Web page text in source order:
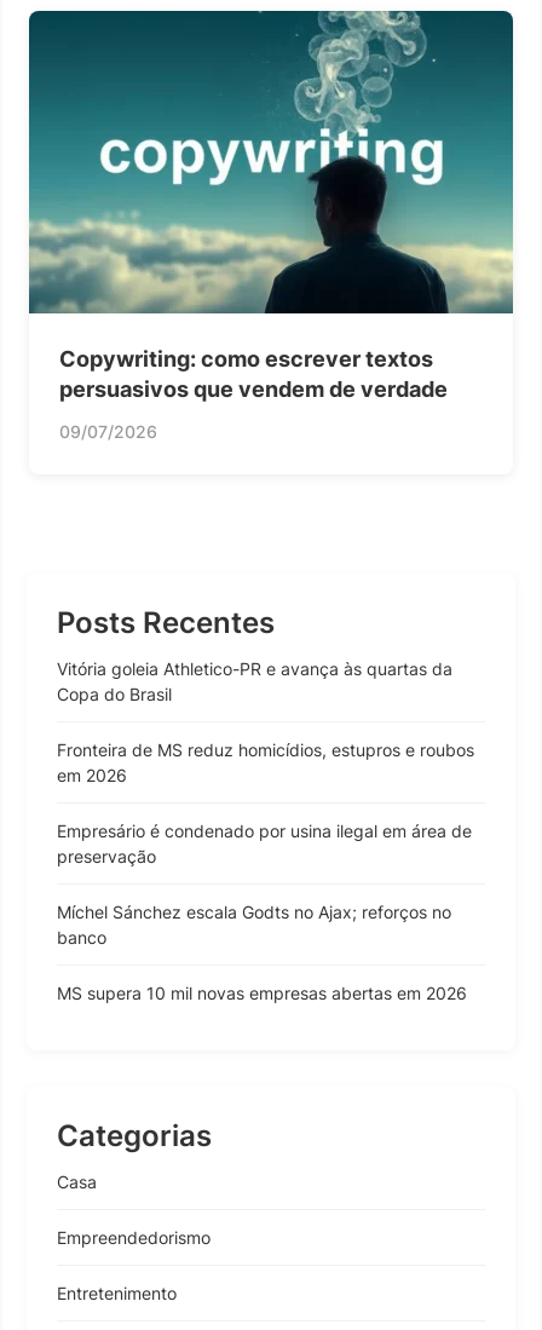
Copywriting: como escrever textos
persuasivos que vendem de verdade
09/07/2026
Posts Recentes
Vitória goleia Athletico-PR e avança às quartas da
Copa do Brasil
Fronteira de MS reduz homicídios, estupros e roubos
em 2026
Empresário é condenado por usina ilegal em área de
preservação
Míchel Sánchez escala Godts no Ajax; reforços no
banco
MS supera 10 mil novas empresas abertas em 2026
Categorias
Casa
Empreendedorismo
Entretenimento